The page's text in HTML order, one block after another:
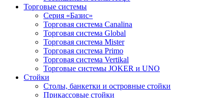
Торговые системы
Серия «Базис»
Торговая система Canalina
Торговая система Global
Торговая система Mister
Торговая система Primo
Торговая система Vertikal
Торговые системы JOKER и UNO
Стойки
Столы, банкетки и островные стойки
Прикассовые стойки